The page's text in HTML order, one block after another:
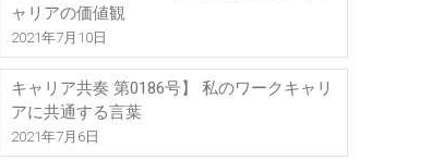
ャリアの価値観
2021年7月10日
キャリア共奏 第0186号】 私のワークキャリ
アに共通する言葉
2021年7月6日